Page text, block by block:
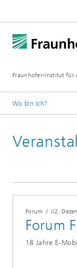
Fraunhofer-Institut für
Wo bin ich?
Forum / 02.
​Forum
​18 Jahre E-